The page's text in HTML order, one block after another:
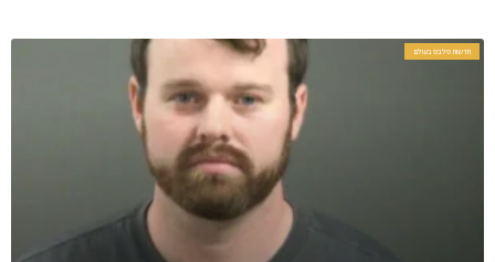
חדשות סלבס בעולם